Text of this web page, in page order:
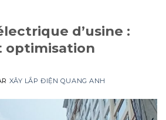
d’usine :
optimisation
XÂY LẮP ĐIỆN QUANG ANH